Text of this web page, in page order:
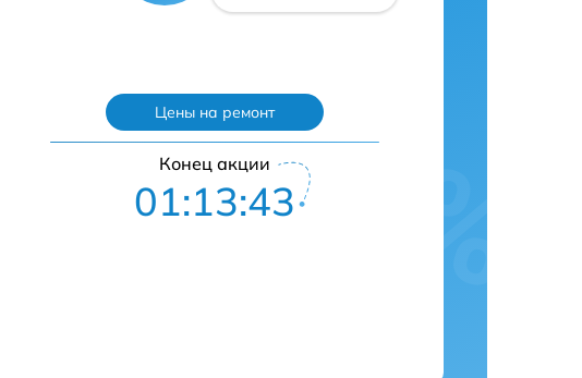
Цены на ремонт
Конец акции
01:13:42